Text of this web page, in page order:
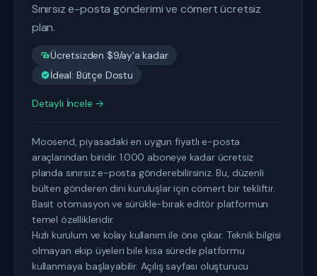
Sınırsız e-posta gönderimi ve cömert ücretsiz
plan.
Ücretsizden $9/ay'a kadar
İdeal: Bütçe Dostu
Detaylı İncele →
Moosend, piyasadaki en uygun fiyatlı e-posta
araçlarından biridir. 1.000 aboneye kadar ücretsiz
planda sınırsız e-posta gönderebilirsiniz. Bu, düzenli
bülten gönderen dini kuruluşlar için cömert bir tekliftir.
Basit otomasyon ve sürükle-bırak editör platformun
temel özellikleridir.
Hızlı kurulum ve kolay kullanım ile öne çıkar. Teknik bilgisi
olmayan ekip üyeleri bile kısa sürede platformu
kullanmaya başlayabilir. Açılış sayfası oluşturucu